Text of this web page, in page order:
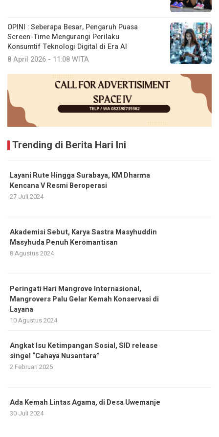
OPINI : Seberapa Besar, Pengaruh Puasa
Screen-Time Mengurangi Perilaku
Konsumtif Teknologi Digital di Era AI
8 April 2026 - 11:08 WITA
Trending di Berita Hari Ini
Layani Rute Hingga Surabaya, KM Dharma
Kencana V Resmi Beroperasi
27 Juli 2024
Akademisi Sebut, Karya Sastra Masyhuddin
Masyhuda Penuh Keromantisan
8 Agustus 2024
Peringati Hari Mangrove Internasional,
Mangrovers Palu Gelar Kemah Konservasi di
Layana
10 Agustus 2024
Angkat Isu Ketimpangan Sosial, SID release
singel “Cahaya Nusantara”
2 Februari 2025
Ada Kemah Lintas Agama, di Desa Uwemanje
30 Juli 2024